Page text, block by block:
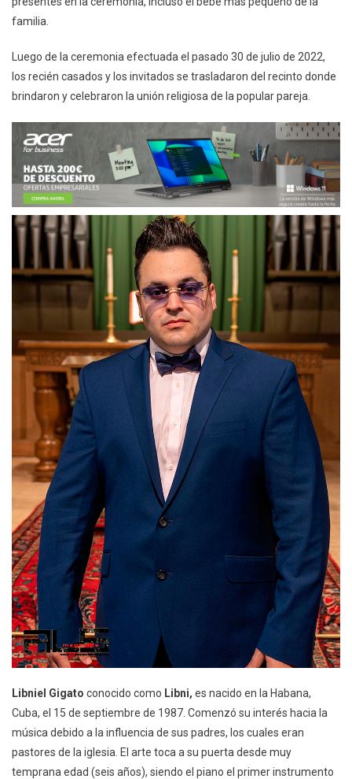
familia.
Luego de la ceremonia efectuada el pasado 30 de julio de 2022,
los recién casados y los invitados se trasladaron del recinto donde
brindaron y celebraron la unión religiosa de la popular pareja.
Libniel Gigato conocido como Libni, es nacido en la Habana,
Cuba, el 15 de septiembre de 1987. Comenzó su interés hacia la
música debido a la influencia de sus padres, los cuales eran
pastores de la iglesia. El arte toca a su puerta desde muy
temprana edad (seis años), siendo el piano el primer instrumento